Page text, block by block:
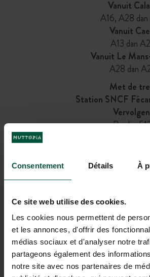
Consentement Détails À
Ce site web utilise des cookies.
Les cookies nous permettent de
et les annonces, d'offrir des
médias sociaux et d'analyser notre
partageons également des
notre site avec nos partenaires de
Vanuit
A16, A28
Vanuit
A13 dan
Vanuit Le
A28 dan
Met de
Station SNCF
Bus lijn
Vertrek aan halte Gare
WORD LID VAN
Om als eerste op de hoogte te
nieuws en speciale